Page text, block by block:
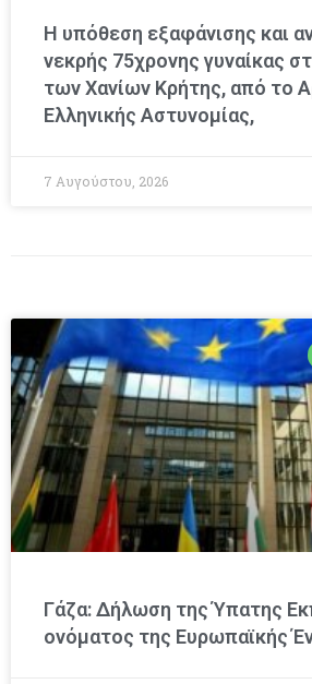
Η υπόθεση εξαφάνισης και
νεκρής 75χρονης γυναίκας
των Χανίων Κρήτης, από το
Ελληνικής Αστυνομίας,
7 Αυγούστου, 2026
Γάζα: Δήλωση της Ύπατης
ονόματος της Ευρωπαϊκής